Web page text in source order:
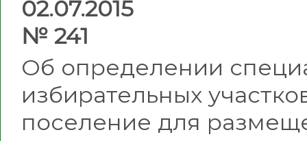
№ 241
Об определении
избирательных
поселение для